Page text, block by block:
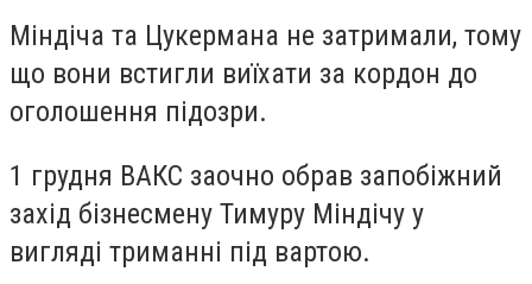
Міндіча та Цукермана не затримали, тому
що вони встигли виїхати за кордон до
оголошення підозри.
1 грудня ВАКС заочно обрав запобіжний
захід бізнесмену Тимуру Міндічу у
вигляді триманні під вартою.